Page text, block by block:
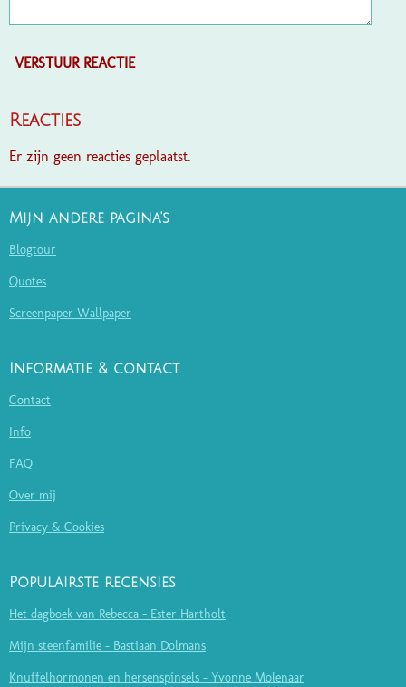
VERSTUUR REACTIE
Reacties
Er zijn geen reacties geplaatst.
Mijn andere pagina's
Blogtour
Quotes
Screenpaper Wallpaper
Informatie & contact
Contact
Info
FAQ
Over mij
Privacy & Cookies
Populairste recensies
Het dagboek van Rebecca - Ester Hartholt
Mijn steenfamilie - Bastiaan Dolmans
Knuffelhormonen en hersenspinsels - Yvonne Molenaar